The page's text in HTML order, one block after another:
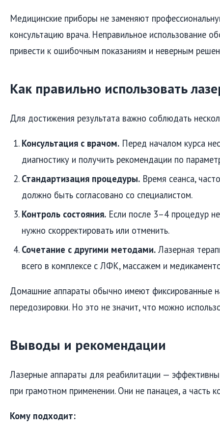
Медицинские приборы не заменяют
консультацию врача. Неправильное использование
привести к ошибочным показаниям и неверным
Как правильно использовать
Для достижения результата важно соблюдать
Консультация с врачом. Перед началом курса
диагностику и получить рекомендации по
Стандартизация процедуры. Время сеанса,
должно быть согласовано со специалистом.
Контроль состояния. Если после 3–4 процедур
нужно скорректировать или отменить.
Сочетание с другими методами. Лазерная
всего в комплексе с ЛФК, массажем и
Домашние аппараты обычно имеют фиксированные
передозировки. Но это не значит, что можно
Выводы и рекомендации
Лазерные аппараты для реабилитации —
при грамотном применении. Они не панацея, а часть
Кому подходит: